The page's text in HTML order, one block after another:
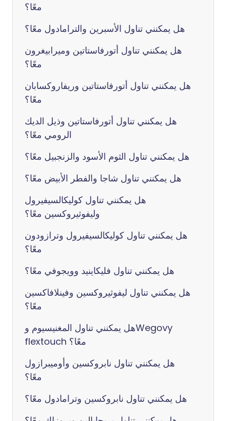
معًا؟
هل يمكنني تناول الأسبرين والترامادول معًا؟
هل يمكنني تناول أتورفاستاتين وميرابيغرون
معًا؟
هل يمكنني تناول أتورفاستاتين وريفاروكسابان
معًا؟
هل يمكنني تناول أتورفاستاتين وذيل الديك
الرومي معًا؟
هل يمكنني تناول الثوم الأسود والزنجبيل معًا؟
هل يمكنني تناول شاجا والفطر الأبيض معًا؟
هل يمكنني تناول كوليكالسيفيرول
وليفوثيروكسين معًا؟
هل يمكنني تناول كوليكالسيفيرول وترازودون
معًا؟
هل يمكنني تناول فليكاينيد وويجوفي معًا؟
هل يمكنني تناول ليفوثيروكسين وفينلافاكسين
معًا؟
هل يمكنني تناول المغنيسيوم وWegovy
flextouch معًا؟
هل يمكنني تناول نابروكسين وأوميبرازول
معًا؟
هل يمكنني تناول نابروكسين وترامادول معًا؟